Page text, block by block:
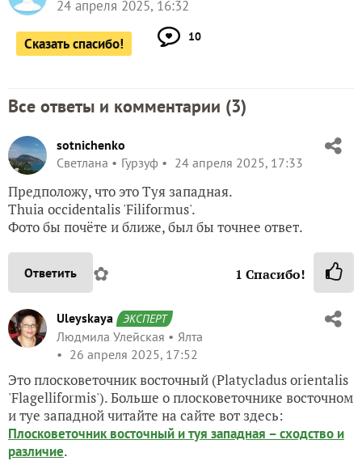
24 апреля 2025, 16:32
Сказать спасибо! 10
Все ответы и комментарии (3)
sotnichenko
Светлана
Гурзуф 24 апреля 2025, 17:33
Предположу, что это Туя западная.
Thuia occidentalis 'Filiformus'.
Фото бы почёте и ближе, был бы точнее ответ.
Ответить ✿ 1 Спасибо!
Uleyskaya ЭКСПЕРТ
Людмила Улейская
Ялта
26 апреля 2025, 17:52
Это плосковеточник восточный (Platycladus orientalis
'Flagelliformis'). Больше о плосковеточнике восточном
и туе западной читайте на сайте вот здесь:
Плосковеточник восточный и туя западная – сходство и
различие.